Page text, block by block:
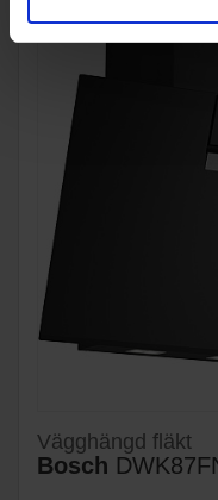
Vägghängd fläkt
Bosch